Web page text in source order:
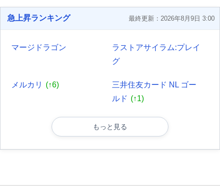
急上昇ランキング 最終更新：2026年8月9日 3:00
マージドラゴン
ラストアサイラム:プレイ
グ
メルカリ (↑6)
三井住友カード NL ゴー
ルド (↑1)
もっと見る